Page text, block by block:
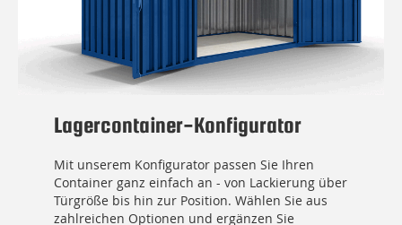
Lagercontainer-Konfigurator
Mit unserem Konfigurator passen Sie Ihren
Container ganz einfach an - von Lackierung über
Türgröße bis hin zur Position. Wählen Sie aus
zahlreichen Optionen und ergänzen Sie